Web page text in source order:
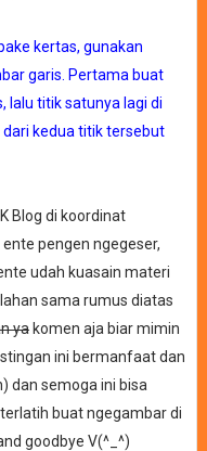
kertas, gunakan
garis. Pertama buat
lalu titik satunya lagi di
dari kedua titik tersebut
Blog di koordinat
pengen ngegeser,
udah kuasain materi
sama rumus diatas
yakomen aja biar mimin
ini bermanfaat dan
dan semoga ini bisa
buat ngegambar di
goodbye V(^_^)